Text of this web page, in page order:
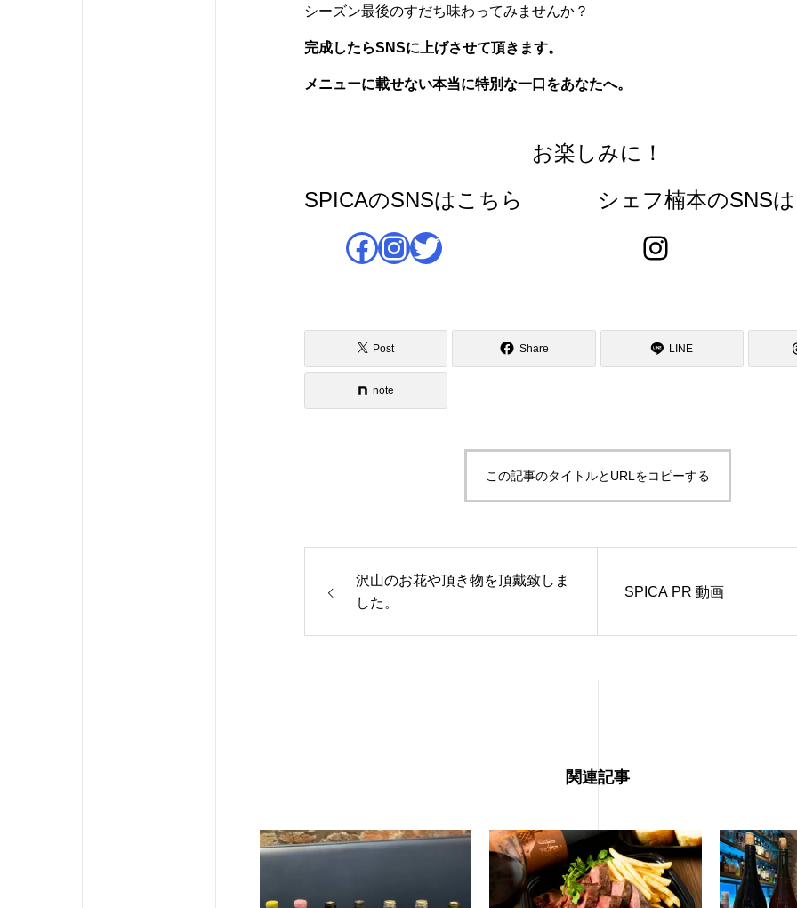
シーズン最後のすだち味わってみませんか？
完成したらSNSに上げさせて頂きます。
メニューに載せない本当に特別な一口をあなたへ。
お楽しみに！
SPICAのSNSはこちら
Facebook InstagramTwitter
シェフ楠本のSNS
Instagram
Post Share LINE
note
この記事のタイトルとURLをコピーする
沢山のお花や頂き物を頂戴致しま
した。
SPICA PR 動画
関連記事